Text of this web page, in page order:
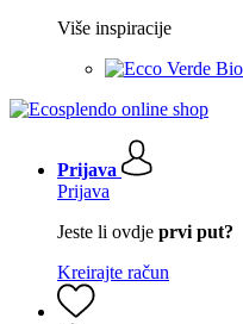
Više inspiracije
Prijava
Prijava
Jeste li ovdje prvi put?
Kreirajte račun